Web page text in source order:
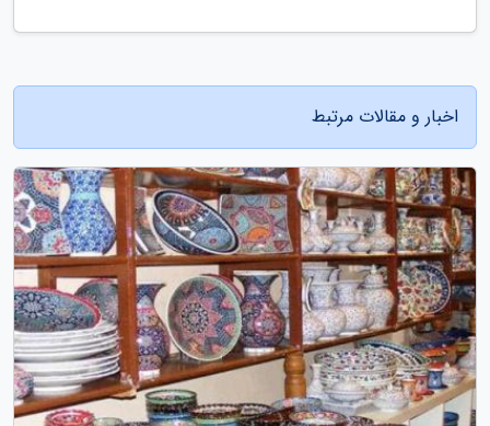
اخبار و مقالات مرتبط